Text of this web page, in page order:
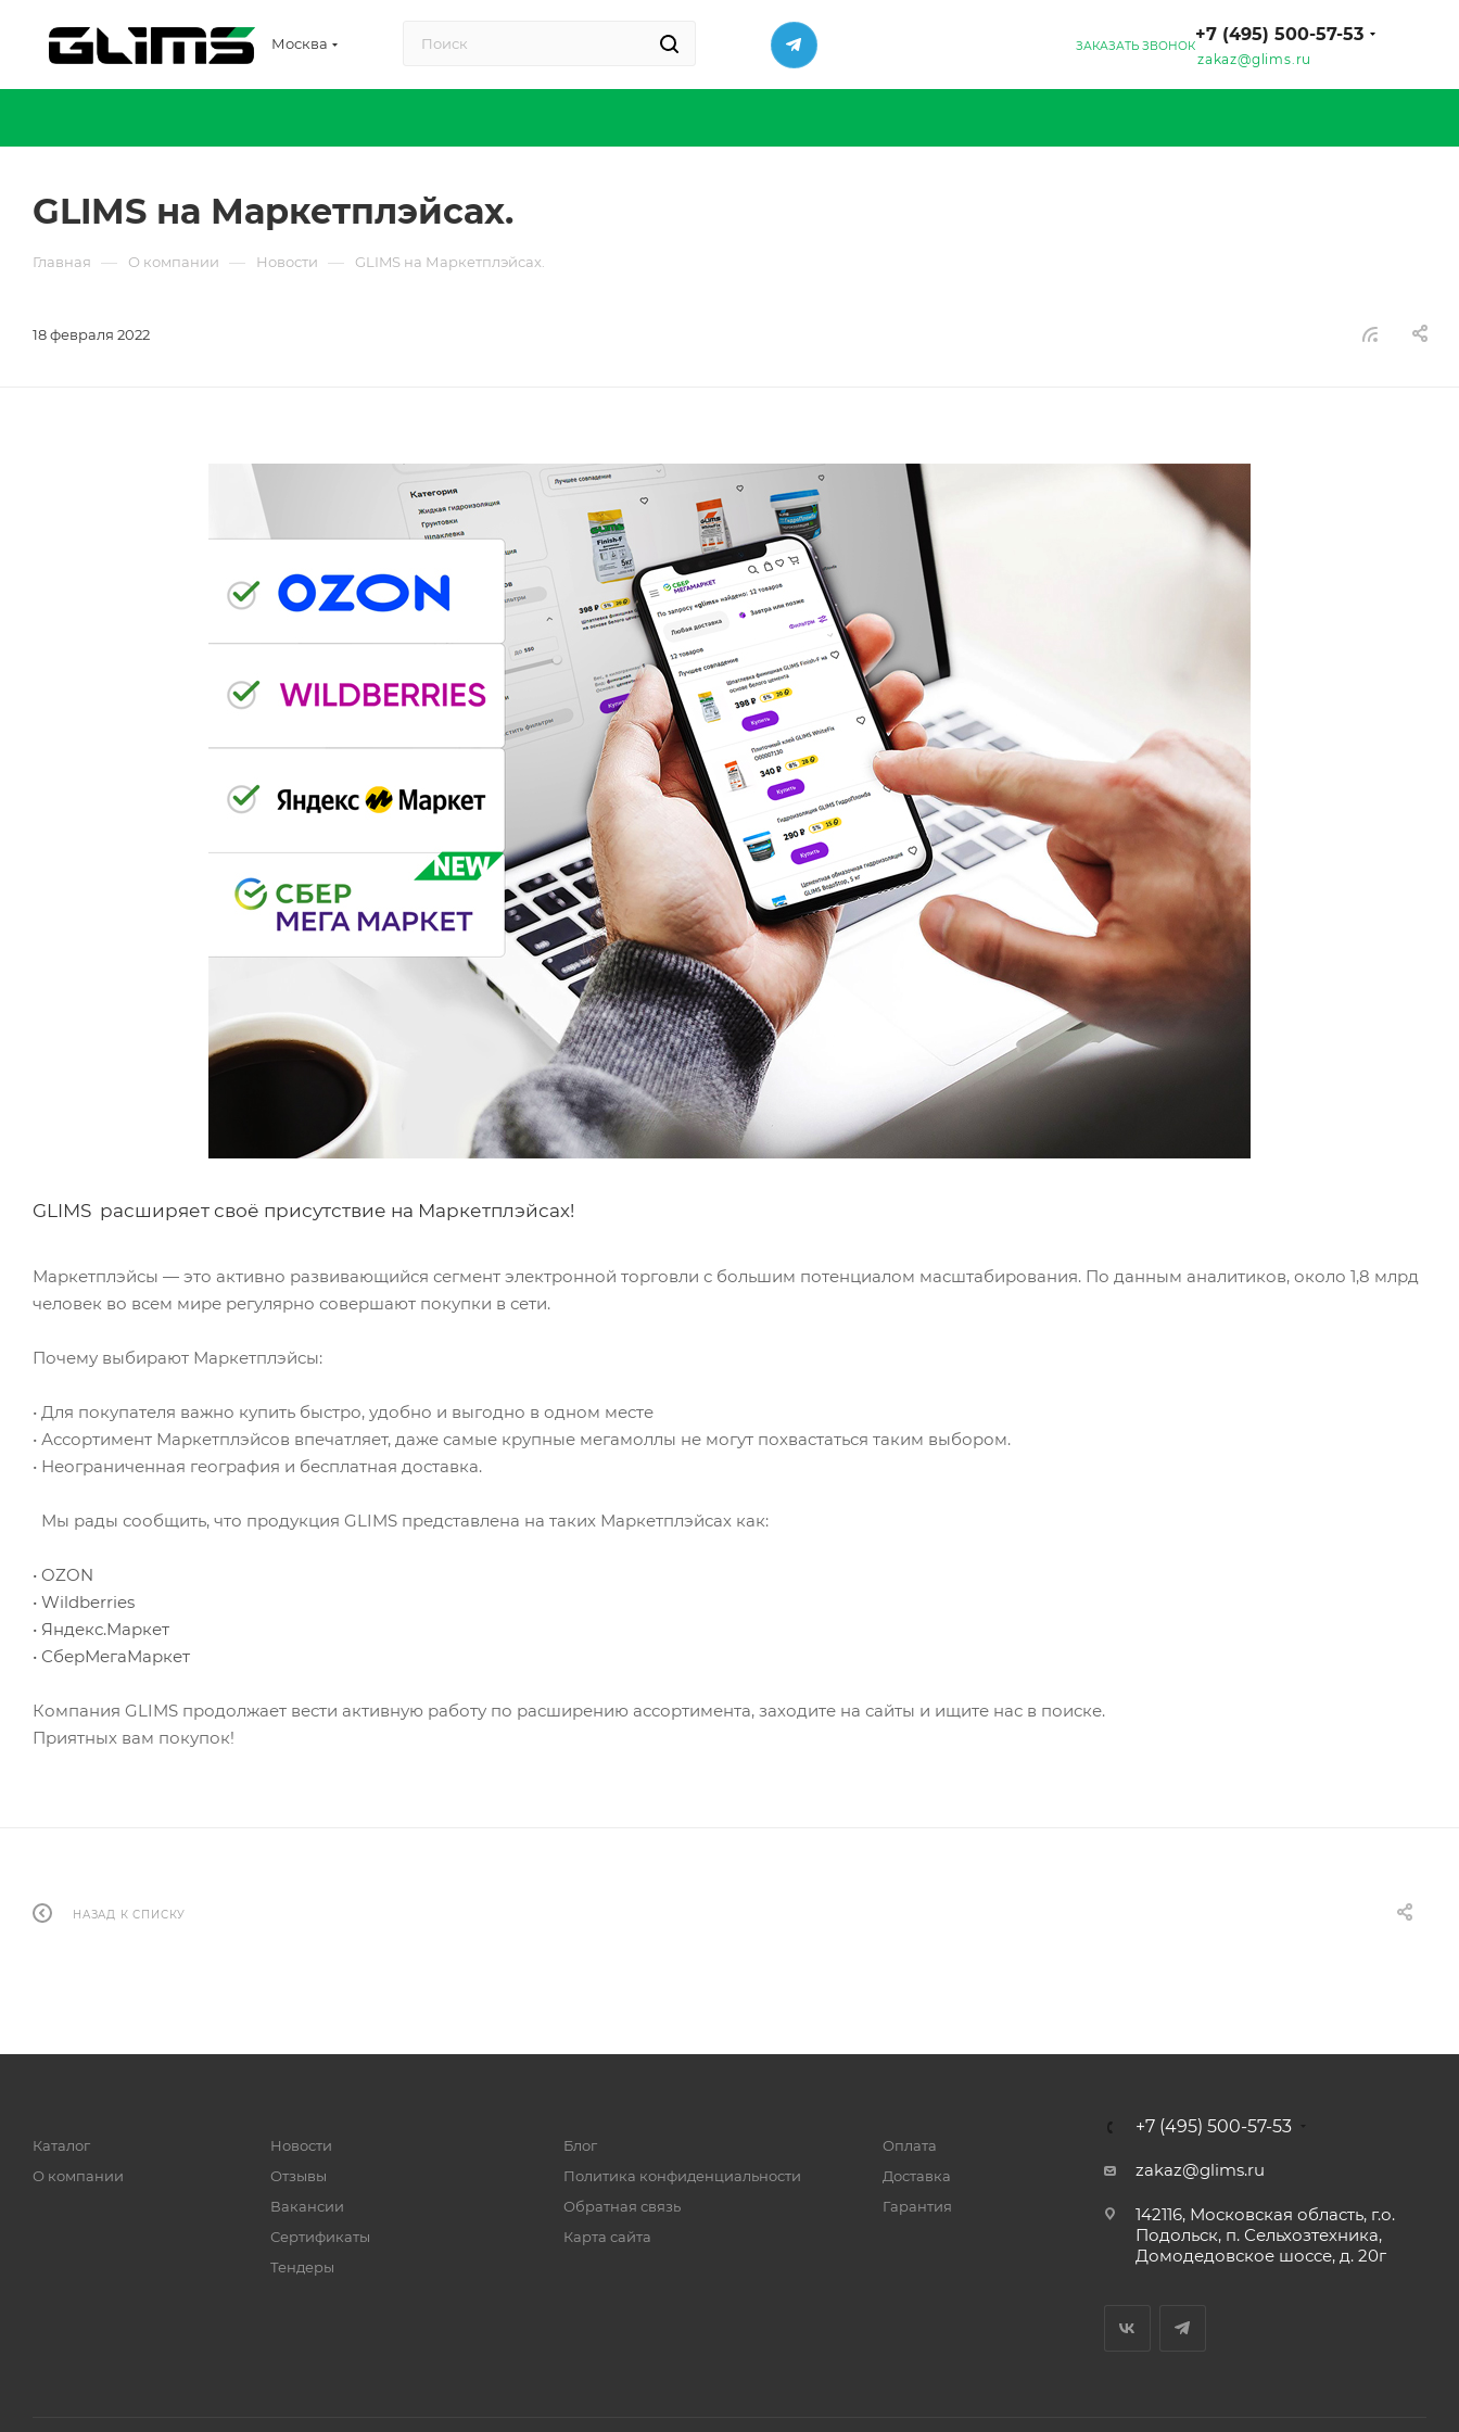
Москва ЗАКАЗАТЬ ЗВОНОК
+7 (495) 500-57-53
zakaz@glims.ru
GLIMS на Маркетплэйсах.
Главная — О компании — Новости — GLIMS на Маркетплэйсах.
18 февраля 2022
GLIMS расширяет своё присутствие на Маркетплэйсах!
Маркетплэйсы — это активно развивающийся сегмент электронной торговли с большим потенциалом масштабирования. По данным аналитиков, около 1,8 млрд
человек во всем мире регулярно совершают покупки в сети.
Почему выбирают Маркетплэйсы:
• Для покупателя важно купить быстро, удобно и выгодно в одном месте
• Ассортимент Маркетплэйсов впечатляет, даже самые крупные мегамоллы не могут похвастаться таким выбором.
• Неограниченная география и бесплатная доставка.
Мы рады сообщить, что продукция GLIMS представлена на таких Маркетплэйсах как:
• OZON
• Wildberries
• Яндекс.Маркет
• СберМегаМаркет
Компания GLIMS продолжает вести активную работу по расширению ассортимента, заходите на сайты и ищите нас в поиске.
Приятных вам покупок!
НАЗАД К СПИСКУ
Каталог
О компании
Новости
Отзывы
Вакансии
Сертификаты
Тендеры
Блог
Политика конфиденциальности
Обратная связь
Карта сайта
Оплата
Доставка
Гарантия
+7 (495) 500-57-53
zakaz@glims.ru
142116, Московская область, г.о.
Подольск, п. Сельхозтехника,
Домодедовское шоссе, д. 20г